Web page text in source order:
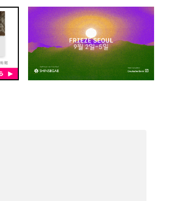
て発表されます。また、芸術医学史分野での
千家茶道やいけばな広山流の師範としての顔
示することを目的としています。